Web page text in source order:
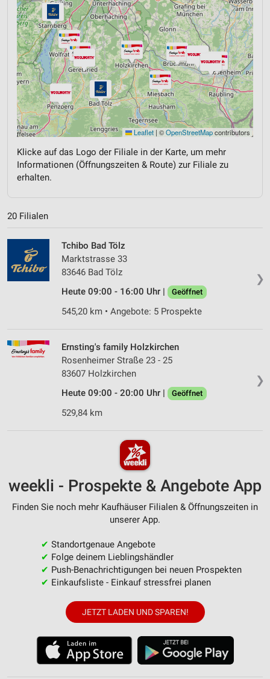
Leaflet | ©OpenStreetMapcontributors
Klicke auf das Logo der Filiale in der Karte, um mehr
Informationen (Öffnungszeiten & Route) zur Filiale zu
erhalten.
20 Filialen
❯
Tchibo Bad Tölz
Marktstrasse 33
83646 Bad Tölz
Heute 09:00 - 16:00 Uhr |
Geöffnet
545,20 km • Angebote: 5 Prospekte
❯
Ernsting's family Holzkirchen
Rosenheimer Straße 23 - 25
83607 Holzkirchen
Heute 09:00 - 20:00 Uhr |
Geöffnet
529,84 km
weekli - Prospekte & Angebote App
Finden Sie noch mehr Kaufhäuser Filialen & Öffnungszeiten in
unserer App.
✔ Standortgenaue Angebote
✔ Folge deinem Lieblingshändler
✔ Push-Benachrichtigungen bei neuen Prospekten
✔ Einkaufsliste - Einkauf stressfrei planen
JETZT LADEN UND SPAREN!